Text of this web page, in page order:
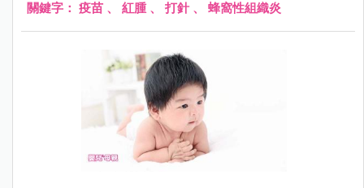
關鍵字： 疫苗 、 紅腫、 打針 、 蜂窩性組織炎